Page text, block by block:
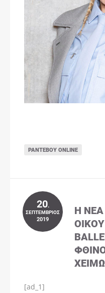
ΡΑΝΤΕΒΟΎ ONLINE
20.
ΣΕΠΤΈΜΒΡΙΟΣ
2019
Η
[ad_1]